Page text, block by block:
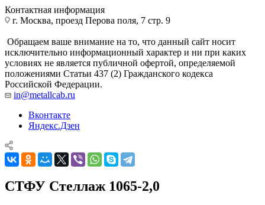
Контактная информация
г. Москва, проезд Перова поля, 7 стр. 9
Обращаем ваше внимание на то, что данный сайт носит
исключительно информационный характер и ни при каких
условиях не является публичной офертой, определяемой
положениями Статьи 437 (2) Гражданского кодекса
Российской Федерации.
in@metallcab.ru
Вконтакте
Яндекс.Дзен
СТФУ Стеллаж 1065-2,0